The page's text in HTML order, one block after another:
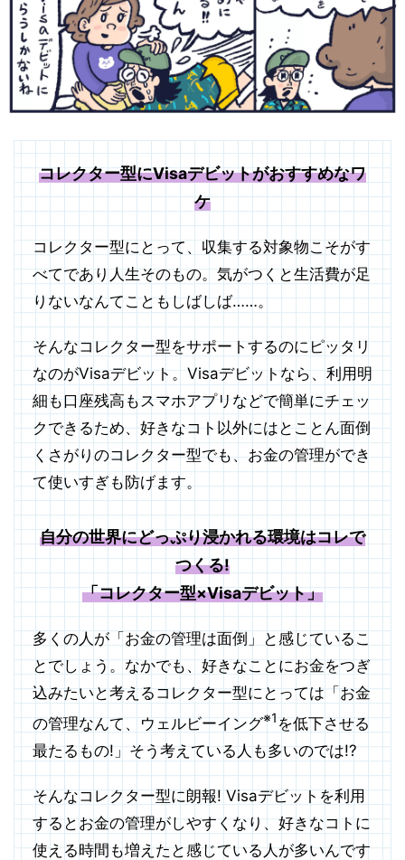
コレクター型にVisaデビットがおすすめなワ
ケ
コレクター型にとって、収集する対象物こそがす
べてであり人生そのもの。気がつくと生活費が足
りないなんてこともしばしば……。
そんなコレクター型をサポートするのにピッタリ
なのがVisaデビット。Visaデビットなら、利用明
細も口座残高もスマホアプリなどで簡単にチェッ
クできるため、好きなコト以外にはとことん面倒
くさがりのコレクター型でも、お金の管理ができ
て使いすぎも防げます。
自分の世界にどっぷり浸かれる環境はコレで
つくる!
「コレクター型×Visaデビット」
多くの人が「お金の管理は面倒」と感じているこ
とでしょう。なかでも、好きなことにお金をつぎ
込みたいと考えるコレクター型にとっては「お金
の管理なんて、ウェルビーイング※1を低下させる
最たるもの!」そう考えている人も多いのでは!?
そんなコレクター型に朗報! Visaデビットを利用
するとお金の管理がしやすくなり、好きなコトに
使える時間も増えたと感じている人が多いんです